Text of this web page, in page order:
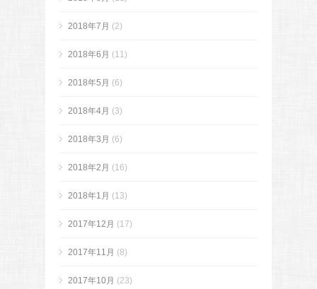
2018年7月 (2)
2018年6月 (11)
2018年5月 (6)
2018年4月 (3)
2018年3月 (6)
2018年2月 (16)
2018年1月 (13)
2017年12月 (17)
2017年11月 (8)
2017年10月 (23)